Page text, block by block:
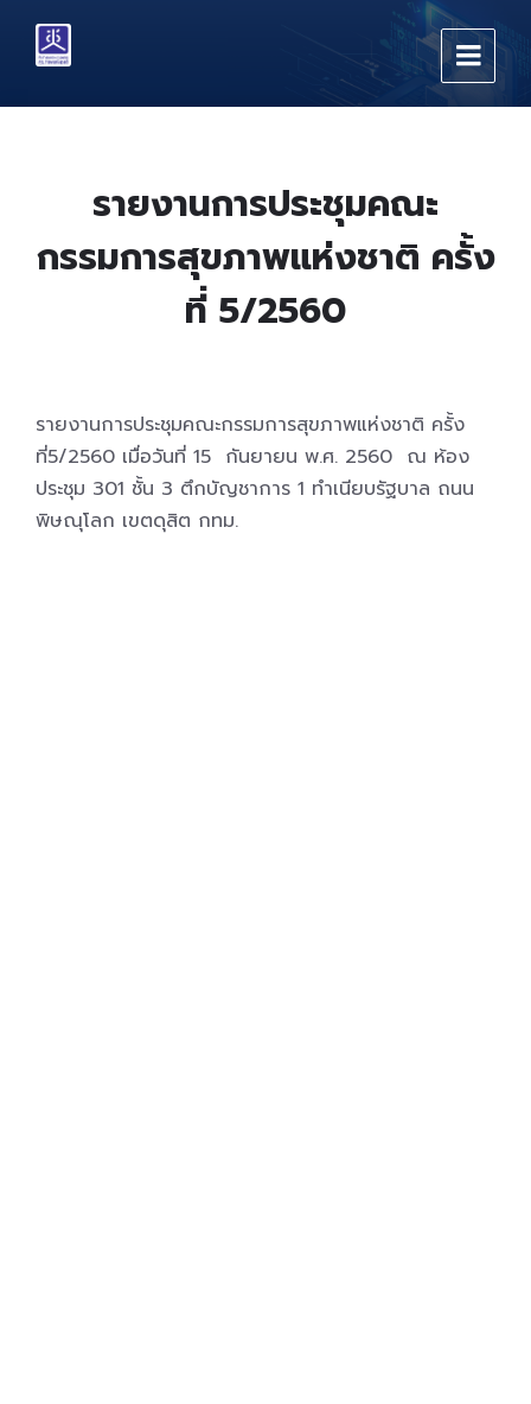
content
main
footer
รายงานการประชุมคณะ
กรรมการสุขภาพแห่งชาติ ครั้ง
ที่ 5/2560
รายงานการประชุมคณะกรรมการสุขภาพแห่งชาติ ครั้ง
ที่5/2560 เมื่อวันที่ 15 กันยายน พ.ศ. 2560 ณ ห้อง
ประชุม 301 ชั้น 3 ตึกบัญชาการ 1 ทำเนียบรัฐบาล ถนน
พิษณุโลก เขตดุสิต กทม.